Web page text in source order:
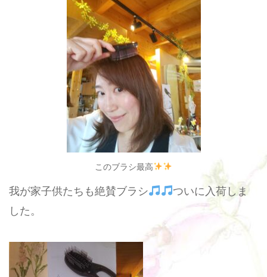
このブラシ最高
我が家子供たちも絶賛ブラシ
ついに入荷しま
した。